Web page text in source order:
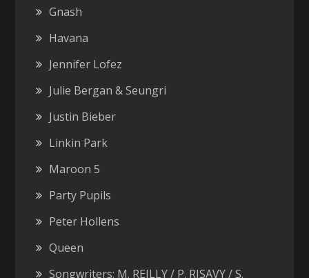
Gnash
Havana
Jennifer Lofez
Julie Bergan & Seungri
Justin Bieber
Linkin Park
Maroon 5
Party Pupils
Peter Hollens
Queen
Songwriters: M. REILLY / P. RISAVY / S.